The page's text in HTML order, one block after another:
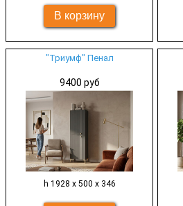
"Триумф" Пенал
9400 руб
h 1928 х 500 х 346